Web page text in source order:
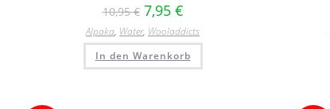
10,95€ 7,95 €
Alpaka, Water, Wooladdicts
In den Warenkorb